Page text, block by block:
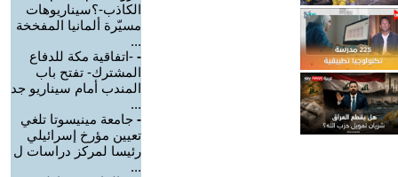
الكاذب-؟سيناريوهات
مسيّرة ألمانيا المفخخة
...
- -اتفاقية مكة للدفاع
المشترك- تفتح باب
المندب أمام سيناريو جد
...
- جامعة مينيسوتا تلغي
تعيين مؤرخ إسرائيلي
رئيسا لمركز دراسات ل
...